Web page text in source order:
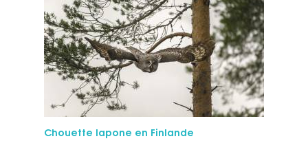
Chouette la­pone en Finlande